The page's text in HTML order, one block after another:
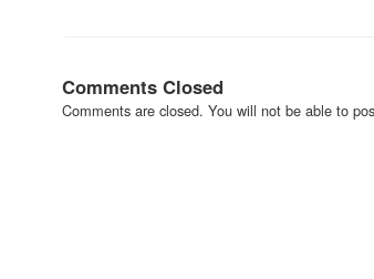
Comments Closed
Comments are closed. You will not be able to